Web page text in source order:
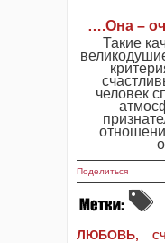
….Она –
Такие
человек
Поделиться
ЛЮБОВЬ,